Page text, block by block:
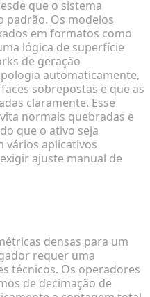
que o sistema
padrão. Os modelos
em formatos como
lógica de superfície
de geração
automaticamente,
sobrepostas e que as
claramente. Esse
normais quebradas e
que o ativo seja
vários aplicativos
ajuste manual de
densas para um
requer uma
técnicos. Os operadores
de decimação de